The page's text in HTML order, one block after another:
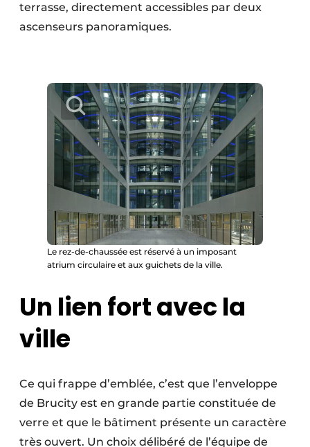
terrasse, directement accessibles par deux
ascenseurs panoramiques.
Le rez-de-chaussée est réservé à un imposant
atrium circulaire et aux guichets de la ville.
Un lien fort avec la
ville
Ce qui frappe d’emblée, c’est que l’enveloppe
de Brucity est en grande partie constituée de
verre et que le bâtiment présente un caractère
très ouvert. Un choix délibéré de l’équipe de